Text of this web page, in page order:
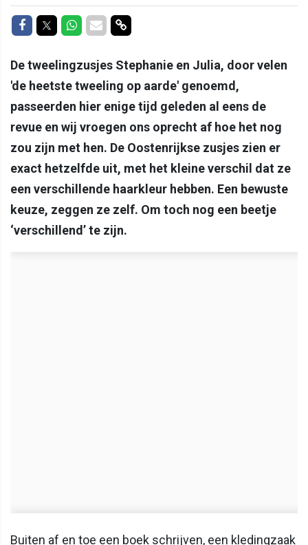
Delen op Facebook
Delen op Twitter
Delen op Whatsapp
Delen via Mail
Delen via link
De tweelingzusjes Stephanie en Julia, door velen
'de heetste tweeling op aarde' genoemd,
passeerden hier enige tijd geleden al eens de
revue en wij vroegen ons oprecht af hoe het nog
zou zijn met hen. De Oostenrijkse zusjes zien er
exact hetzelfde uit, met het kleine verschil dat ze
een verschillende haarkleur hebben. Een bewuste
keuze, zeggen ze zelf. Om toch nog een beetje
‘verschillend’ te zijn.
Buiten af en toe een boek schrijven, een kledingzaak